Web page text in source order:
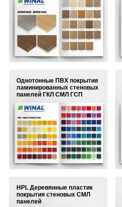
Однотонные ПВХ покрытия
ламинированных стеновых
панелей ГКЛ СМЛ ГСП
HPL Деревянные пластик
покрытия стеновых СМЛ
панелей